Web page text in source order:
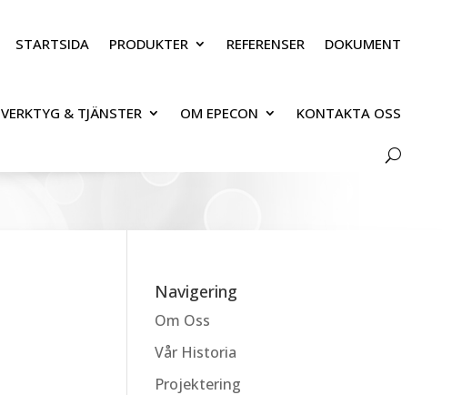
STARTSIDA PRODUKTER REFERENSER DOKUMENT
VERKTYG & TJÄNSTER OM EPECON KONTAKTA OSS
Navigering
Om Oss
Vår Historia
Projektering